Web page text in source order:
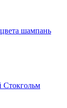
шампань
Стокгольм